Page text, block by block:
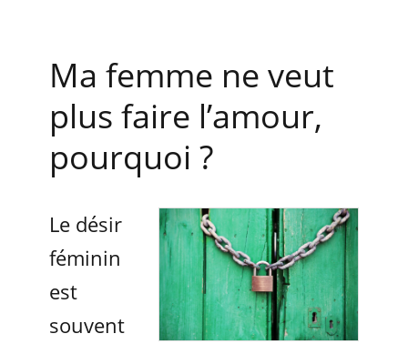
Ma femme ne veut
plus faire l’amour,
pourquoi ?
Le désir
féminin
est
souvent